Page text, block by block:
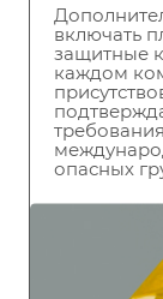
включать
защитные
каждом
опасных